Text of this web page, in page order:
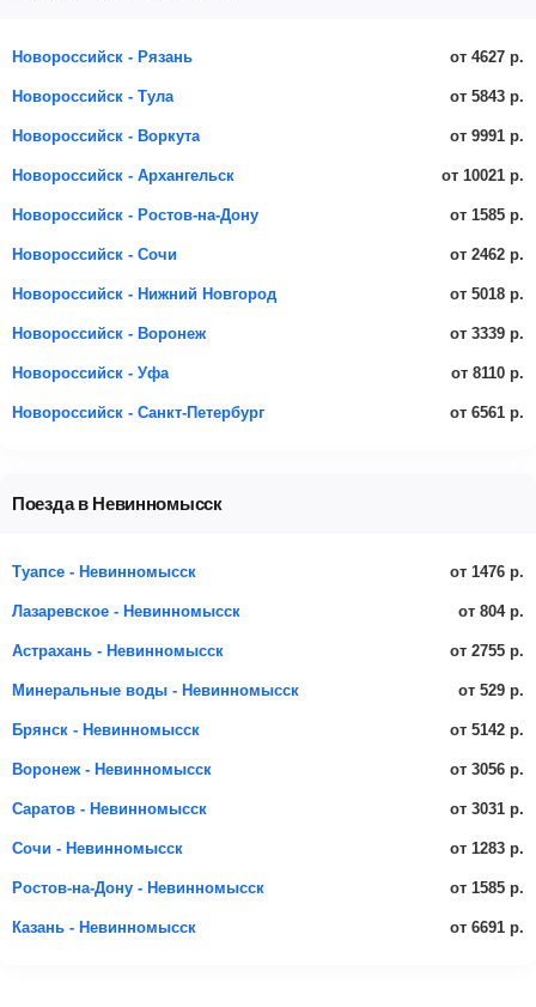
Новороссийск - Рязань от 4627 р.
Новороссийск - Тула от 5843 р.
Новороссийск - Воркута от 9991 р.
Новороссийск - Архангельск от 10021 р.
Новороссийск - Ростов-на-Дону от 1585 р.
Новороссийск - Сочи от 2462 р.
Новороссийск - Нижний Новгород от 5018 р.
Новороссийск - Воронеж от 3339 р.
Новороссийск - Уфа от 8110 р.
Новороссийск - Санкт-Петербург от 6561 р.
Поезда в Невинномысск
Туапсе - Невинномысск от 1476 р.
Лазаревское - Невинномысск от 804 р.
Астрахань - Невинномысск от 2755 р.
Минеральные воды - Невинномысск от 529 р.
Брянск - Невинномысск от 5142 р.
Воронеж - Невинномысск от 3056 р.
Саратов - Невинномысск от 3031 р.
Сочи - Невинномысск от 1283 р.
Ростов-на-Дону - Невинномысск от 1585 р.
Казань - Невинномысск от 6691 р.